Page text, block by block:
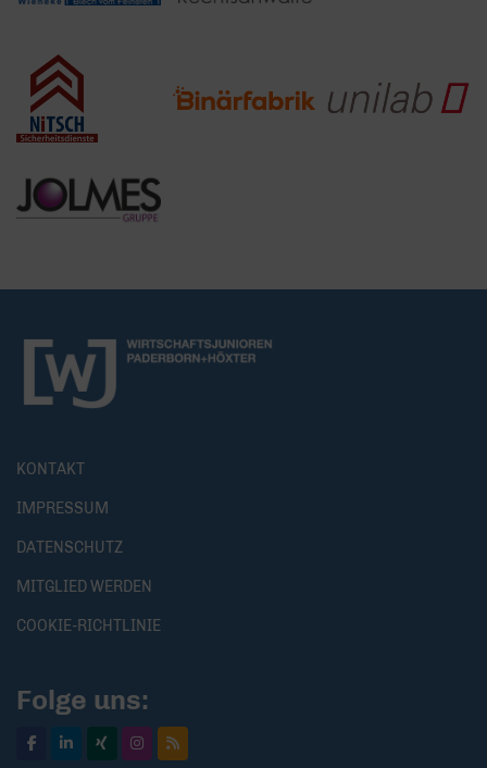
KONTAKT
IMPRESSUM
DATENSCHUTZ
MITGLIED WERDEN
COOKIE-RICHTLINIE
Folge uns: